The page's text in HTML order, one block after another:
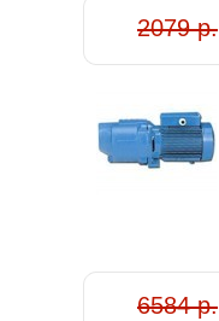
2079 р.
6584 р.